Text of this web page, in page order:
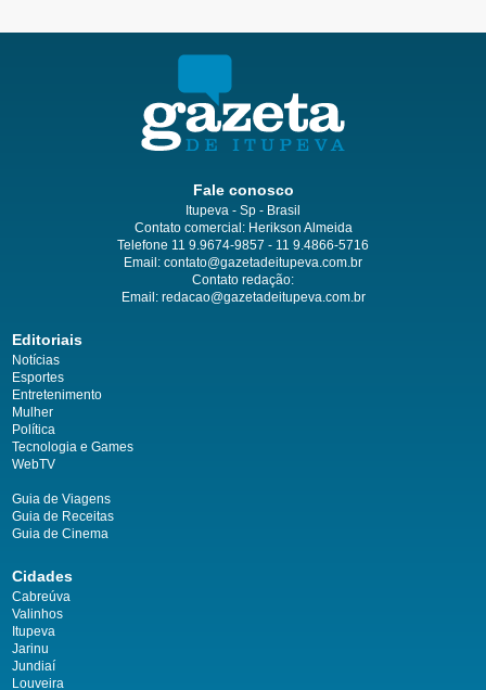
Fale conosco
Itupeva - Sp - Brasil
Contato comercial: Herikson Almeida
Telefone 11 9.9674-9857 - 11 9.4866-5716
Email: contato@gazetadeitupeva.com.br
Contato redação:
Email: redacao@gazetadeitupeva.com.br
Editoriais
Notícias
Esportes
Entretenimento
Mulher
Política
Tecnologia e Games
WebTV
Guia de Viagens
Guia de Receitas
Guia de Cinema
Cidades
Cabreúva
Valinhos
Itupeva
Jarinu
Jundiaí
Louveira